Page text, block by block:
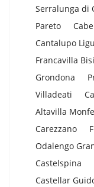
Serralunga di
Pareto
Cantalupo
Francavilla
Grondona
Villadeati
Altavilla
Carezzano
Odalengo
Castelspina
Castellar